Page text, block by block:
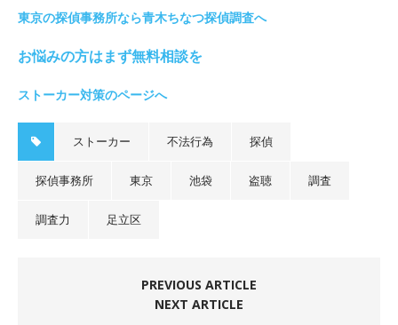
東京の探偵事務所なら青木ちなつ探偵調査へ
お悩みの方はまず無料相談を
ストーカー対策のページへ
ストーカー 不法行為 探偵
探偵事務所 東京 池袋 盗聴 調査
調査力 足立区
PREVIOUS ARTICLE
NEXT ARTICLE